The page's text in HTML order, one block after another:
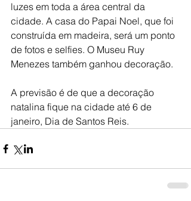
luzes em toda a área central da
cidade. A casa do Papai Noel, que foi
construída em madeira, será um ponto
de fotos e selfies. O Museu Ruy
Menezes também ganhou decoração.
A previsão é de que a decoração
natalina fique na cidade até 6 de
janeiro, Dia de Santos Reis.